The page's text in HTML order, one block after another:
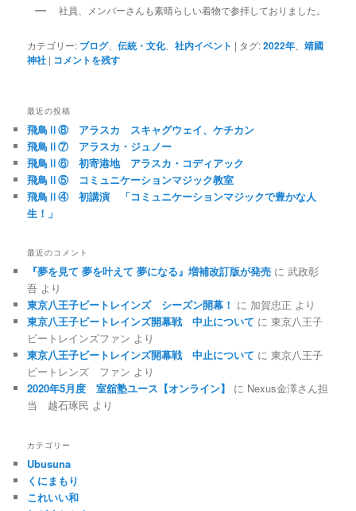
社員、メンバーさんも素晴らしい着物で参拝しておりました。
カテゴリー: ブログ、伝統・文化、社内イベント | タグ:2022年 、靖國
神社 | コメントを残す
最近の投稿
飛鳥Ⅱ⑧ アラスカ スキャグウェイ、ケチカン
飛鳥Ⅱ⑦ アラスカ・ジュノー
飛鳥Ⅱ⑥ 初寄港地 アラスカ・コディアック
飛鳥Ⅱ⑤ コミュニケーションマジック教室
飛鳥Ⅱ④ 初講演 「コミュニケーションマジックで豊かな人
生！」
最近のコメント
『夢を見て 夢を叶えて 夢になる』増補改訂版が発売 に武政彰
吾 より
東京八王子ビートレインズ シーズン開幕！ に 加賀忠正 より
東京八王子ビートレインズ開幕戦 中止について に東京八王子
ビートレインズファン より
東京八王子ビートレインズ開幕戦 中止について に東京八王子
ビートレンズ ファン より
2020年5月度 室舘塾ユース【オンライン】
に Nexus金澤さん担
当 越石琢民 より
カテゴリー
Ubusuna
くにまもり
これいい和